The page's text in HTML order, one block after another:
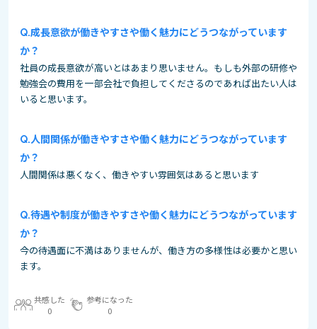
成長意欲が働きやすさや働く魅力にどうつながっています
か？
社員の成長意欲が高いとはあまり思いません。もしも外部の研修や
勉強会の費用を一部会社で負担してくださるのであれば出たい人は
いると思います。
人間関係が働きやすさや働く魅力にどうつながっています
か？
人間関係は悪くなく、働きやすい雰囲気はあると思います
待遇や制度が働きやすさや働く魅力にどうつながっています
か？
今の待遇面に不満はありませんが、働き方の多様性は必要かと思い
ます。
共感した
0
参考になった
0